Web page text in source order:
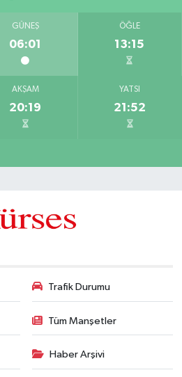
GÜNEŞ
06:01
ÖĞLE
13:15
AKŞAM
20:19
YATSI
21:52
Trafik Durumu
Tüm Manşetler
Haber Arşivi